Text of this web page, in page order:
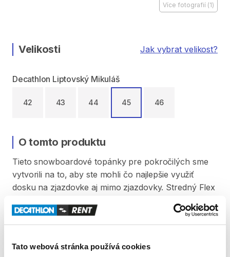
Tato webová stránka používá cookies
Více fotografií (1)
Velikosti Jak vybrat velikost?
Decathlon Liptovský Mikuláš
42 43 44 45 46
O tomto produktu
Tieto snowboardové topánky pre pokročilých sme
vytvorili na to​,​ aby ste mohli čo najlepšie využiť
dosku na zjazdovke aj mimo zjazdovky. Stredný Flex
rýchlosti.
Umožňuje silné utiahnutie​,​ mikronastavenie